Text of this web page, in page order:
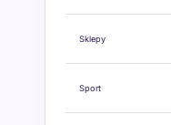
Sklepy
Sport